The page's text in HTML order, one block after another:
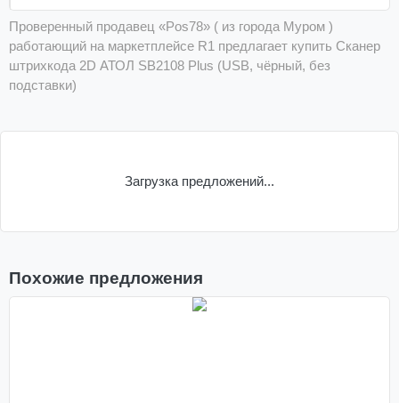
Проверенный продавец «Pos78» ( из города Муром )
работающий на маркетплейсе R1 предлагает купить Сканер
штрихкода 2D АТОЛ SB2108 Plus (USB, чёрный, без
подставки)
Загрузка предложений...
Похожие предложения